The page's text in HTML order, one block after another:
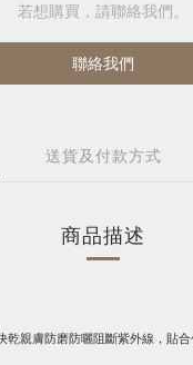
若想購買，請聯絡我們。
聯絡我們
送貨及付款方式
商品描述
乾親膚防磨防曬阻斷紫外線，貼